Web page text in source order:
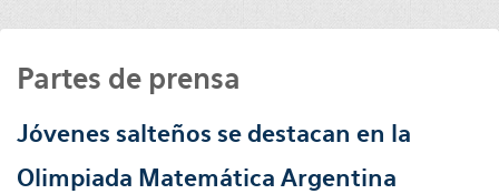
Partes de prensa
Jóvenes salteños se destacan en la
Olimpiada Matemática Argentina